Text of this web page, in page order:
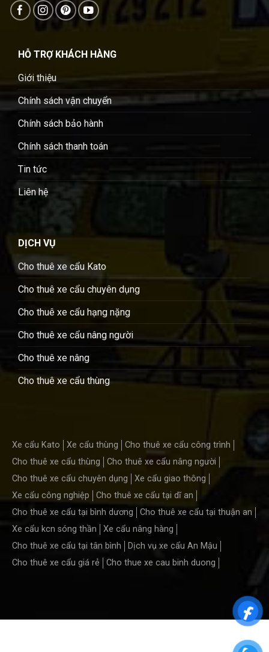
HỖ TRỢ KHÁCH HÀNG
Giới thiệu
Chính sách vận chuyển
Chính sách bảo hành
Chính sách thanh toán
Tin tức
Liên hệ
DỊCH VỤ
Cho thuê xe cẩu Kato
Cho thuê xe cẩu chuyên dụng
Cho thuê xe cẩu hạng nặng
Cho thuê xe cẩu nâng người
Cho thuê xe nâng
Cho thuê xe cẩu thùng
Xe cẩu Kato Xe cẩu thùng
Cho thuê xe cẩu công trình
Cho thuê xe cẩu thùng
Cho thuê xe cẩu nâng người
Cho thuê xe cẩu chuyên dụng
Xe cẩu giao thông
Xe cẩu công nghiệp
Cho thuê xe cẩu tại dĩ an
Cho thuê xe cẩu tại bình dương
Cho thuê xe cẩu tại thuận an
Xe cẩu kcn sóng thần
Xe cẩu nâng hàng
Cho thuê xe cẩu tại tân bình
Dịch vụ xe cẩu An Mậu
Cho thuê xe cẩu giá rẻ
Cho thue xe cau binh duong